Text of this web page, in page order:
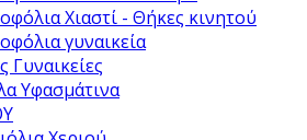
Χιαστί - Θήκες κινητού
γυναικεία
Γυναικείες
Υφασμάτινα